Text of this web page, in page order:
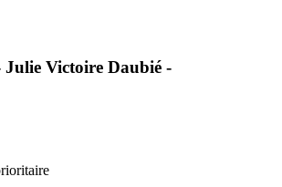
Julie Victoire Daubié -